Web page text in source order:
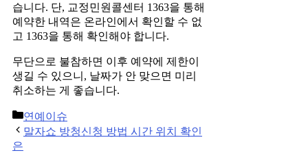
습니다. 단, 교정민원콜센터 1363을 통해
예약한 내역은 온라인에서 확인할 수 없
고 1363을 통해 확인해야 합니다.
무단으로 불참하면 이후 예약에 제한이
생길 수 있으니, 날짜가 안 맞으면 미리
취소하는 게 좋습니다.
Categories
연예이슈
Post
navigation
말자쇼 방청신청 방법 시간 위치 확인
은